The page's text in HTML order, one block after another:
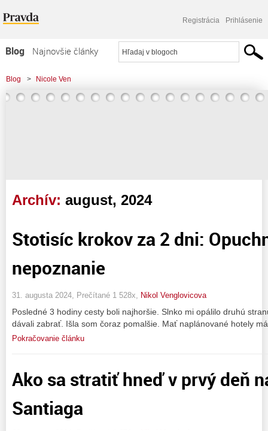
Registrácia Prihlásenie
Blog
Najnovšie články
Najčítanejšie články
Najkomentovanejšie články
Blog > Nicole Ven
Archív: august, 2024
Stotisíc krokov za 2 dni:
nepoznanie
31. augusta 2024, Prečítané 1 528x, Nikol Venglovicova
Posledné 3 hodiny cesty boli najhoršie. Slnko mi opálilo druhú
dávali zabrať. Išla som čoraz pomalšie. Mať naplánované hotely
Pokračovanie článku
Ako sa stratiť hneď v prvý deň
Santiaga